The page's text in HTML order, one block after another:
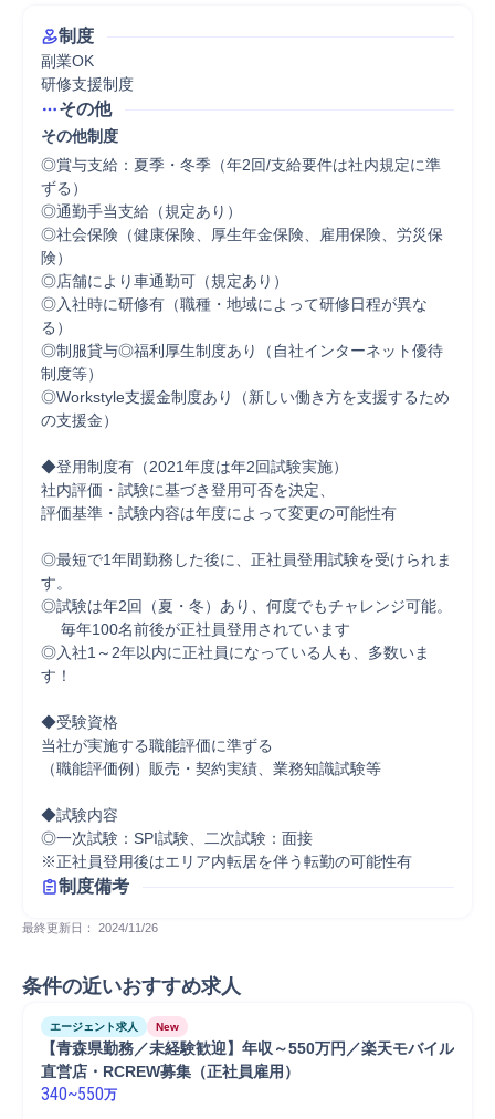
制度
副業OK
研修支援制度
その他
その他制度
◎賞与支給：夏季・冬季（年2回/支給要件は社内規定に準
ずる）
◎通勤手当支給（規定あり）
◎社会保険（健康保険、厚生年金保険、雇用保険、労災保
険）
◎店舗により車通勤可（規定あり）
◎入社時に研修有（職種・地域によって研修日程が異な
る）
◎制服貸与◎福利厚生制度あり（自社インターネット優待
制度等）
◎Workstyle支援金制度あり（新しい働き方を支援するため
の支援金）
◆登用制度有（2021年度は年2回試験実施）
社内評価・試験に基づき登用可否を決定、
評価基準・試験内容は年度によって変更の可能性有
◎最短で1年間勤務した後に、正社員登用試験を受けられま
す。
◎試験は年2回（夏・冬）あり、何度でもチャレンジ可能。
毎年100名前後が正社員登用されています
◎入社1～2年以内に正社員になっている人も、多数いま
す！
◆受験資格
当社が実施する職能評価に準ずる
（職能評価例）販売・契約実績、業務知識試験等
◆試験内容
◎一次試験：SPI試験、二次試験：面接
※正社員登用後はエリア内転居を伴う転勤の可能性有
制度備考
最終更新日： 2024/11/26
条件の近いおすすめ求人
エージェント求人 New
【青森県勤務／未経験歓迎】年収～550万円／楽天モバイル
直営店・RCREW募集（正社員雇用）
340~550万